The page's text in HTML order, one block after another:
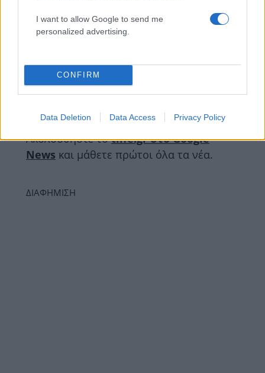
I want to allow Google to send me
personalized advertising.
CONFIRM
Data Deletion Data Access Privacy Policy
Ετικέτες
PARTY,ΓΑΜΟΣ,ΖΕΤΑ,ΜΑΚΡΥΠΟΥΛΙΑ
Ακολουθήστε τοtlife.gr στο Google
News και μάθετε πρώτοι όλα τα νέα.
ΔΙΑΦΗΜΙΣΗ